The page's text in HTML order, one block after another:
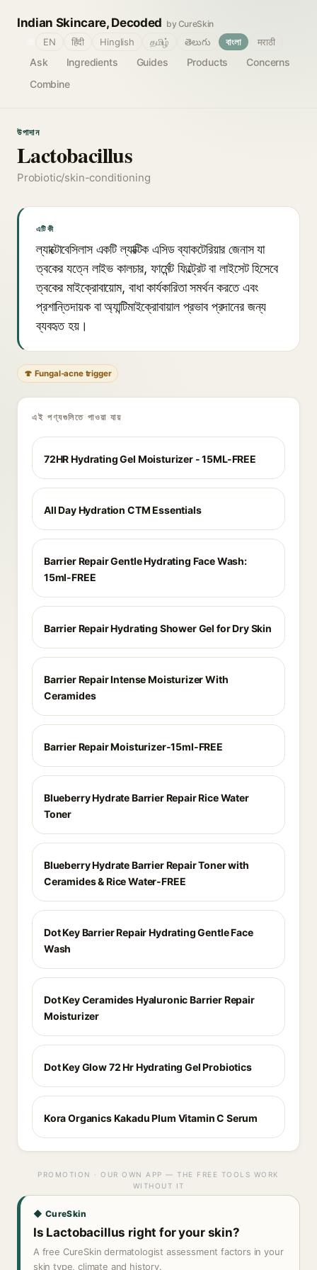
Indian Skincare, Decoded by CureSkin
Ask Ingredients Guides Products
Concerns
Combine
EN हिंदी Hinglish தமிழ் తెలుగు বাংলা मराठी
উপাদান
Lactobacillus
Probiotic/skin-conditioning
এটি কী
ল্যাক্টোবেসিলাস একটি ল্যাক্টিক এসিড ব্যাকটেরিয়ার জেনাস যা
ত্বকের যত্নে লাইভ কালচার, ফার্মেন্ট ফিল্ট্রেট বা লাইসেট হিসেবে
ত্বকের মাইক্রোবায়োম, বাধা কার্যকারিতা সমর্থন করতে এবং
প্রশান্তিদায়ক বা অ্যান্টিমাইক্রোবায়াল প্রভাব প্রদানের জন্য
ব্যবহৃত হয়।
🍄 Fungal-acne trigger
এই পণ্যগুলিতে পাওয়া যায়
72HR Hydrating Gel Moisturizer - 15ML-FREE
All Day Hydration CTM Essentials
Barrier Repair Gentle Hydrating Face Wash:
15ml-FREE
Barrier Repair Hydrating Shower Gel for Dry Skin
Barrier Repair Intense Moisturizer With
Ceramides
Barrier Repair Moisturizer-15ml-FREE
Blueberry Hydrate Barrier Repair Rice Water
Toner
Blueberry Hydrate Barrier Repair Toner with
Ceramides & Rice Water-FREE
Dot Key Barrier Repair Hydrating Gentle Face
Wash
Dot Key Ceramides Hyaluronic Barrier Repair
Moisturizer
Dot Key Glow 72 Hr Hydrating Gel Probiotics
Kora Organics Kakadu Plum Vitamin C Serum
PROMOTION · OUR OWN APP — THE FREE TOOLS WORK
WITHOUT IT
◆ CureSkin
Is Lactobacillus right for your skin?
A free CureSkin dermatologist assessment factors in your
skin type, climate and history.